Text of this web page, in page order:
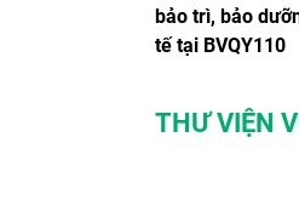
bảo trì, bảo
tế tại BVQY110
THƯ VIỆN